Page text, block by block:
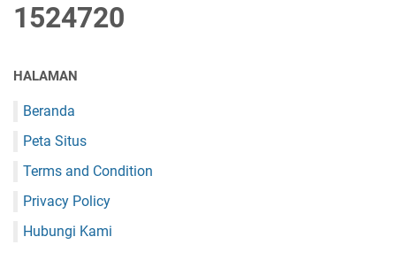
1524720
HALAMAN
Beranda
Peta Situs
Terms and Condition
Privacy Policy
Hubungi Kami